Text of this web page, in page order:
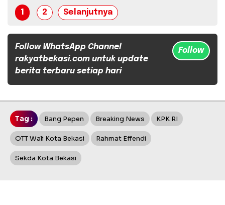
1 2 Selanjutnya
Follow WhatsApp Channel
rakyatbekasi.com untuk update
berita terbaru setiap hari
Follow
Tag : Bang Pepen Breaking News KPK RI
OTT Wali Kota Bekasi Rahmat Effendi
Sekda Kota Bekasi